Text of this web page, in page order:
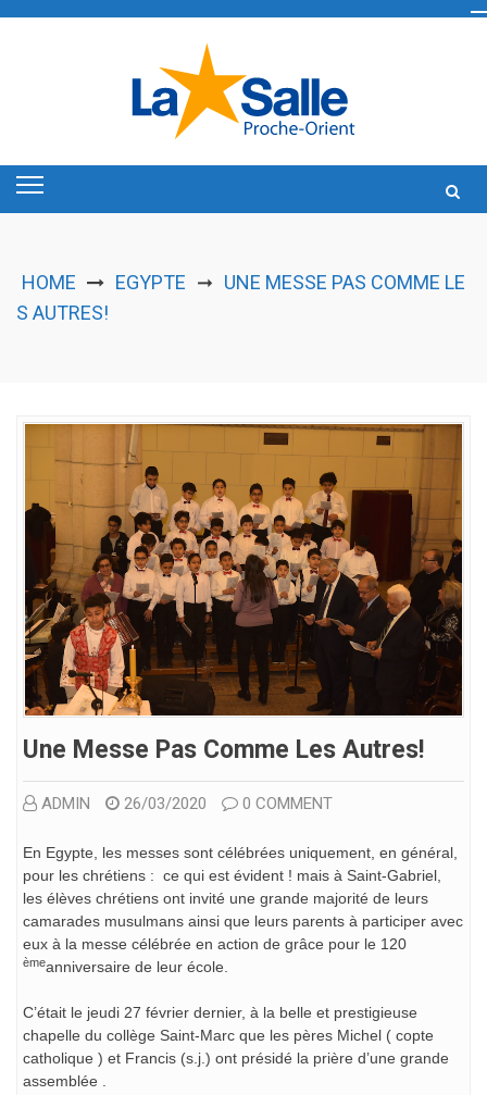
HOME EGYPTE ➞ UNE MESSE PAS COMME LE
S AUTRES!
Une Messe Pas Comme Les Autres!
ADMIN 26/03/2020 0 COMMENT
En Egypte, les messes sont célébrées uniquement, en général,
pour les chrétiens : ce qui est évident ! mais à Saint-Gabriel,
les élèves chrétiens ont invité une grande majorité de leurs
camarades musulmans ainsi que leurs parents à participer avec
eux à la messe célébrée en action de grâce pour le 120
èmeanniversaire de leur école.
C’était le jeudi 27 février dernier, à la belle et prestigieuse
chapelle du collège Saint-Marc que les pères Michel ( copte
catholique ) et Francis (s.j.) ont présidé la prière d’une grande
assemblée .